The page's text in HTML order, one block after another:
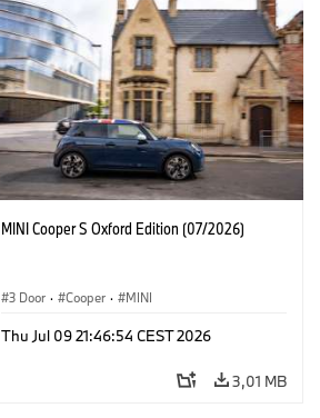
MINI Cooper S Oxford Edition (07/2026)
3 Door · Cooper · MINI
Thu Jul 09 21:46:54 CEST 2026
3,01 MB